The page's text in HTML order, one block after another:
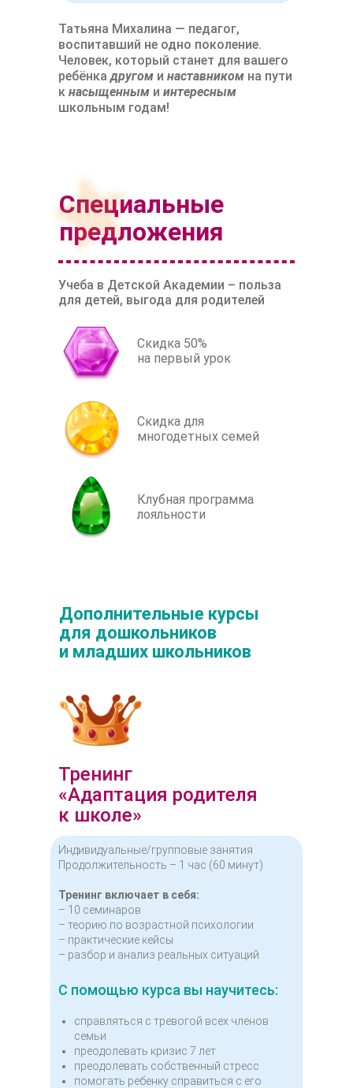
Татьяна Михалина — педагог,
воспитавший не одно поколение.
Человек, который станет для вашего
ребёнкадругом и наставником на пути
к насыщенным и интересным
школьным годам!
Специальные
предложения
Учеба в Детской Академии – польза
для детей, выгода для родителей
Скидка 50%
на первый урок
Скидка для
многодетных семей
Клубная программа
лояльности
С помощью курса вы научитесь:
справляться с тревогой всех членов
семьи
преодолевать кризис 7 лет
преодолевать собственный стресс
помогать ребенку справиться с его
Дополнительные курсы
для дошкольников
и младших школьников
Тренинг
«Адаптация родителя
к школе»
Индивидуальные/групповые занятия
Продолжительность – 1 час (60 минут)
Тренинг включает в себя:
– 10 семинаров
– теорию по возрастной психологии
– практические кейсы
– разбор и анализ реальных ситуаций